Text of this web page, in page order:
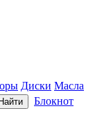
Диски Масла
Блокнот